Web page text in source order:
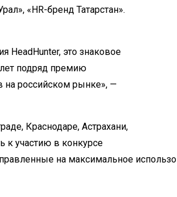
«HR-бренд Татарстан».
HeadHunter, это знаковое
подряд премию
на российском рынке», —
Краснодаре, Астрахани,
к участию в конкурсе
на максимальное